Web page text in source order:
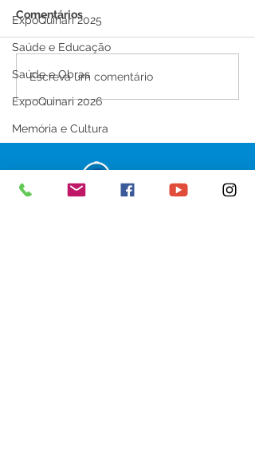
ExpoQuinari 2025
Saúde e Educação
Saúde e Obras
ExpoQuinari 2026
Memória e Cultura
Parabéns, Acre! 64 anos
de conquistas e
Comentários
Escreva um comentário